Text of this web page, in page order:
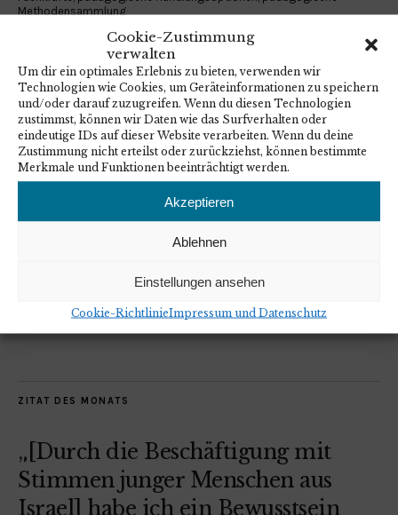
Cookie-Zustimmung
verwalten
Um dir ein optimales Erlebnis zu bieten, verwenden wir
Technologien wie Cookies, um Geräteinformationen zu speichern
und/oder darauf zuzugreifen. Wenn du diesen Technologien
zustimmst, können wir Daten wie das Surfverhalten oder
eindeutige IDs auf dieser Website verarbeiten. Wenn du deine
Zustimmung nicht erteilst oder zurückziehst, können bestimmte
Merkmale und Funktionen beeinträchtigt werden.
Akzeptieren
Ablehnen
Einstellungen ansehen
Cookie-RichtlinieImpressum und Datenschutz
Methodensammlung
VORHERIGER ARTIKEL
Antisemitismus im Kontext von Israel
und Nahostkonflikt
NÄCHSTER ARTIKEL
Netzwerk „Sichtbar Handeln! Gegen
Antisemitismus.“: Viraler
Antisemitismus – Phänomen &
Handlungsstrategien für die politische
ZITAT DES MONATS
„[Durch die Beschäftigung mit
Stimmen junger Menschen aus
Israel] habe ich ein Bewusstsein